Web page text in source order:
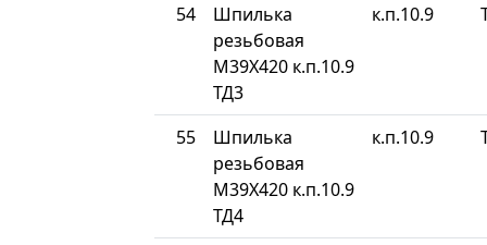
54
Шпилька
резьбовая
М39Х420 к.п.10.9
ТД3
к.п.10.9
55
Шпилька
резьбовая
М39Х420 к.п.10.9
ТД4
к.п.10.9